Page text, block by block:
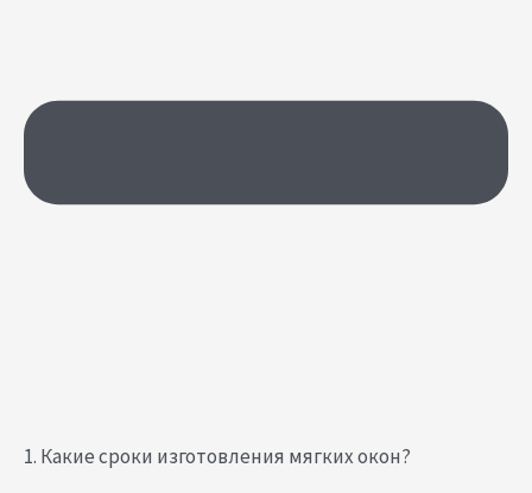
1. Какие сроки изготовления мягких окон?